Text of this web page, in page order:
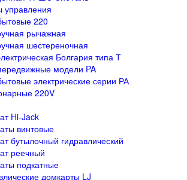
управления
220
рычажная
шестереночная
Болгария типа Т
модели PA
электрические серии РА
220V
Hi-Jack
винтовые
бутылочный гидравлический
реечный
подкатные
домкарты LJ